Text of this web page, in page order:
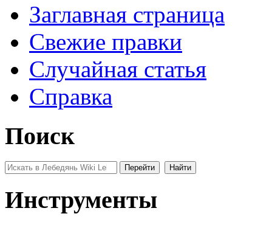
Заглавная страница
Свежие правки
Случайная статья
Справка
Поиск
Инструменты